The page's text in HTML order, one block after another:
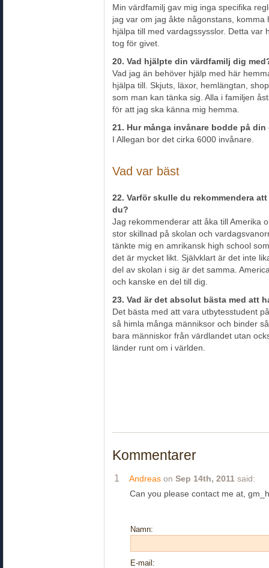
Min värdfamilj gav mig inga specifika
jag var om jag åkte någonstans,
hjälpa till med vardagssysslor. Detta
tog för givet.
20. Vad hjälpte din värdfamilj dig
Vad jag än behöver hjälp med här
hjälpa till. Skjuts, läxor, hemlängtan,
som man kan tänka sig. Alla i familjen
för att jag ska känna mig hemma.
21. Hur många invånare bodde på din
I Allegan bor det cirka 6000 invånare.
Vad var bäst
22. Varför skulle du rekommendera
du?
Jag rekommenderar att åka till Amerika
stor skillnad på skolan och
tänkte mig en amrikansk high school
det är mycket likt. Självklart är det inte
del av skolan i sig är det samma.
och kanske en del till dig.
23. Vad är det absolut bästa med att
Det bästa med att vara utbytesstudent
så himla många männiksor och binder
bara människor från värdlandet utan
länder runt om i världen.
Kommentarer
1 Andreas on Sep 14th, 2011 said:
Can you please contact me at,
Namn:
E-mail: